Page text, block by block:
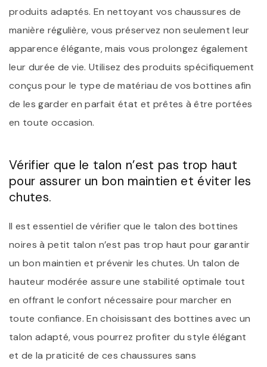
produits adaptés. En nettoyant vos chaussures de
manière régulière, vous préservez non seulement leur
apparence élégante, mais vous prolongez également
leur durée de vie. Utilisez des produits spécifiquement
conçus pour le type de matériau de vos bottines afin
de les garder en parfait état et prêtes à être portées
en toute occasion.
Vérifier que le talon n’est pas trop haut
pour assurer un bon maintien et éviter les
chutes.
Il est essentiel de vérifier que le talon des bottines
noires à petit talon n’est pas trop haut pour garantir
un bon maintien et prévenir les chutes. Un talon de
hauteur modérée assure une stabilité optimale tout
en offrant le confort nécessaire pour marcher en
toute confiance. En choisissant des bottines avec un
talon adapté, vous pourrez profiter du style élégant
et de la praticité de ces chaussures sans